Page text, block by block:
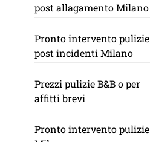
post allagamento Milano
Pronto intervento pulizie
post incidenti Milano
Prezzi pulizie B&B o per
affitti brevi
Pronto intervento pulizie